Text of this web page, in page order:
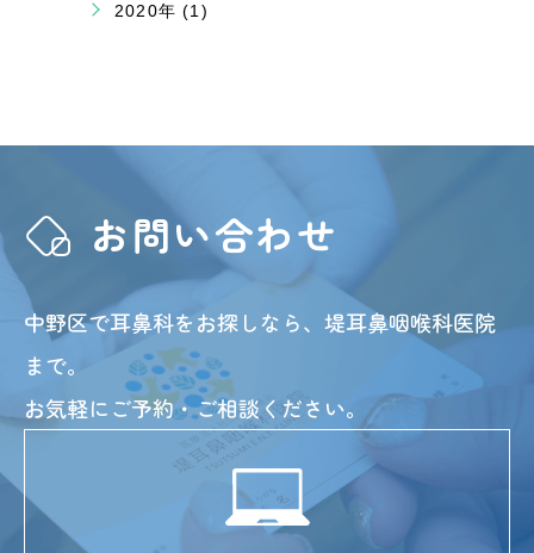
2020年 (1)
お問い合わせ
中野区で耳鼻科をお探しなら、堤耳鼻咽喉科医院
まで。
お気軽にご予約・ご相談ください。